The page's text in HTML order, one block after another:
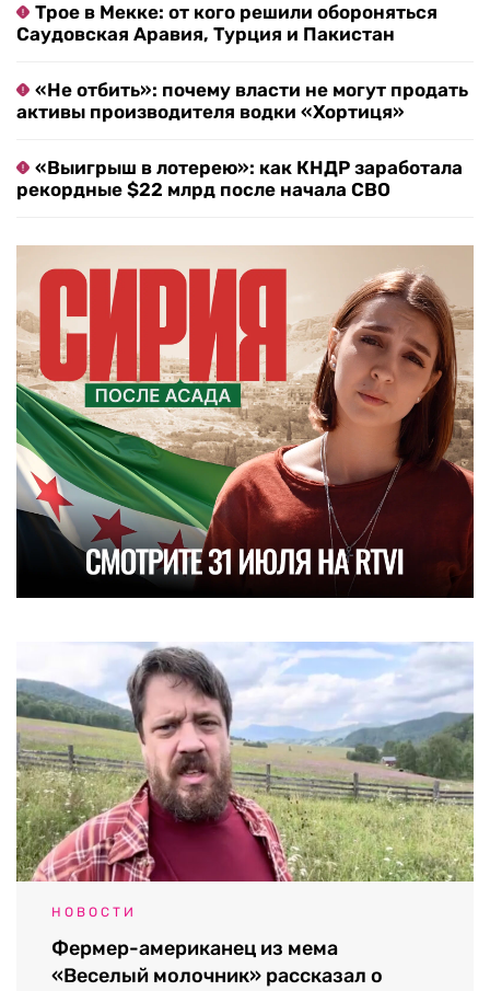
Трое в Мекке: от кого решили обороняться
Саудовская Аравия, Турция и Пакистан
«Не отбить»: почему власти не могут продать
активы производителя водки «Хортиця»
«Выигрыш в лотерею»: как КНДР заработала
рекордные $22 млрд после начала СВО
НОВОСТИ
Фермер-американец из мема
«Веселый молочник» рассказал о